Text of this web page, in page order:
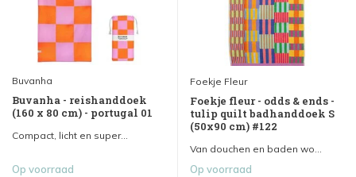
Buvanha
Buvanha - reishanddoek
(160 x 80 cm) - portugal 01
Compact, licht en super...
Op voorraad
Foekje Fleur
Foekje fleur - odds & ends -
tulip quilt badhanddoek S
(50x90 cm) #122
Van douchen en baden wo...
Op voorraad